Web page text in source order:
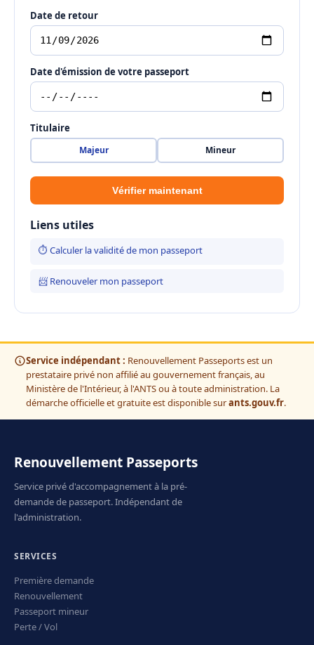
Date de retour
Date d'émission de votre passeport
Titulaire
Majeur Mineur
Vérifier maintenant
Liens utiles
⏱ Calculer la validité de mon passeport
📨 Renouveler mon passeport
Service indépendant : Renouvellement Passeports est un
prestataire privé non affilié au gouvernement français, au
Ministère de l'Intérieur, à l'ANTS ou à toute administration. La
démarche officielle et gratuite est disponible surants.gouv.fr.
Renouvellement Passeports
Service privé d'accompagnement à la pré-
demande de passeport. Indépendant de
l'administration.
SERVICES
Première demande
Renouvellement
Passeport mineur
Perte / Vol